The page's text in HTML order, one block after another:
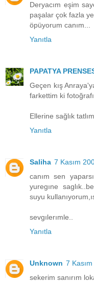
Deryacım eşim
paşalar çok fazla
öpüyorum canım...
Yanıtla
PAPATYA
Geçen kış
farkettim ki
Ellerine sağlık tatlım..
Yanıtla
Saliha 7 Kasım
canım sen
yuregıne
suyu
sevgılerımle..
Yanıtla
Unknown 7
sekerim sanırım